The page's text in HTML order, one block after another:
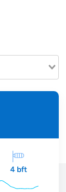
4 bft